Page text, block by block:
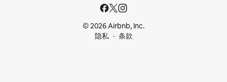
© 2026 Airbnb, Inc.
隐私
条款